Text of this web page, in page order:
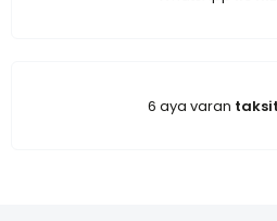
6 aya varan